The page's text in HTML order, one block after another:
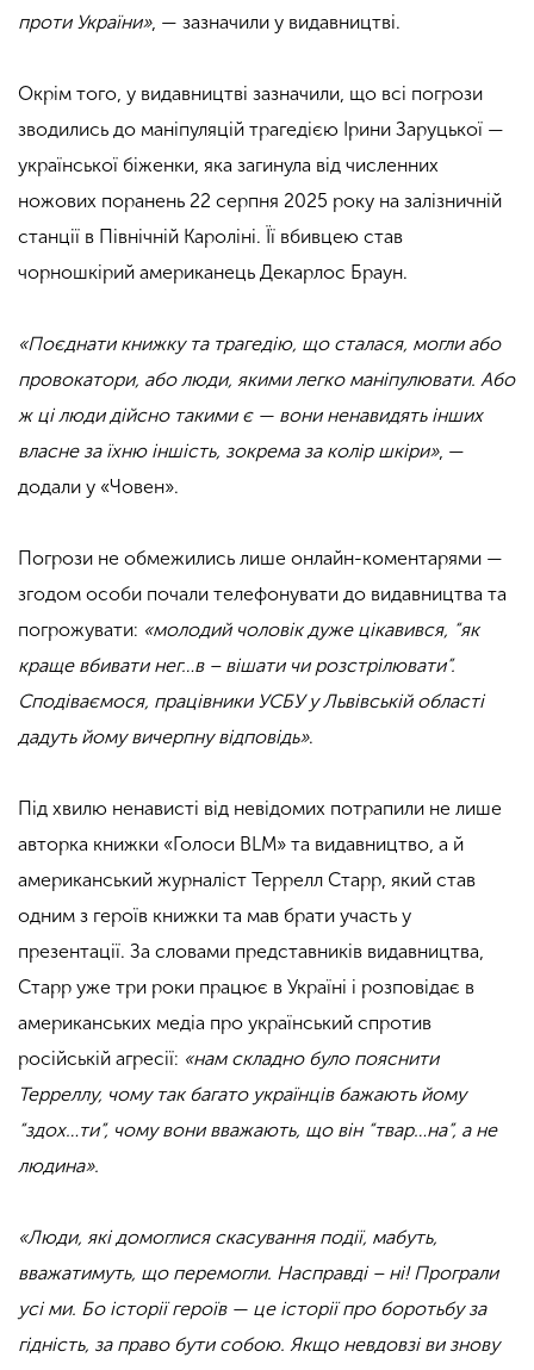
проти України», — зазначили у видавництві.
Окрім того, у видавництві зазначили, що всі погрози
зводились до маніпуляцій трагедією Ірини Заруцької —
української біженки, яка загинула від численних
ножових поранень 22 серпня 2025 року на залізничній
станції в Північній Кароліні. Її вбивцею став
чорношкірий американець Декарлос Браун.
«Поєднати книжку та трагедію, що сталася, могли або
провокатори, або люди, якими легко маніпулювати. Або
ж ці люди дійсно такими є — вони ненавидять інших
власне за їхню іншість, зокрема за колір шкіри», —
додали у «Човен».
Погрози не обмежились лише онлайн-коментарями —
згодом особи почали телефонувати до видавництва та
погрожувати: «молодий чоловік дуже цікавився, “як
краще вбивати нег…в – вішати чи розстрілювати”.
Сподіваємося, працівники УСБУ у Львівській області
дадуть йому вичерпну відповідь».
Під хвилю ненависті від невідомих потрапили не лише
авторка книжки «Голоси BLM» та видавництво, а й
американський журналіст Террелл Старр, який став
одним з героїв книжки та мав брати участь у
презентації. За словами представників видавництва,
Старр уже три роки працює в Україні і розповідає в
американських медіа про український спротив
російській агресії: «нам складно було пояснити
Терреллу, чому так багато українців бажають йому
“здох…ти”, чому вони вважають, що він “твар…на”, а не
людина».
«Люди, які домоглися скасування події, мабуть,
вважатимуть, що перемогли. Насправді – ні! Програли
усі ми. Бо історії героїв — це історії про боротьбу за
гідність, за право бути собою. Якщо невдовзі ви знову